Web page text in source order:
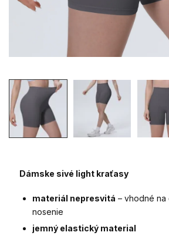
Dámske sivé light kraťasy
materiál nepresvitá – vhodné
nosenie
jemný elastický material